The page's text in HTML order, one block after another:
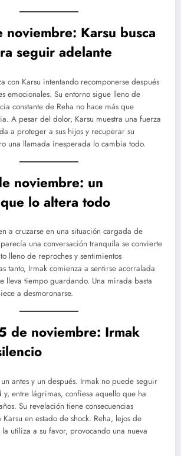
noviembre: Karsu busca
seguir adelante
con Karsu intentando recomponerse después
emocionales. Su entorno sigue lleno de
constante de Reha no hace más que
A pesar del dolor, Karsu muestra una fuerza
a proteger a sus hijos y recuperar su
una llamada inesperada lo cambia todo.
noviembre: un
lo altera todo
a cruzarse en una situación cargada de
una conversación tranquila se convierte
lleno de reproches y sentimientos
tanto, Irmak comienza a sentirse acorralada
lleva tiempo guardando. Una mirada basta
a desmoronarse.
de noviembre: Irmak
antes y un después. Irmak no puede seguir
y, entre lágrimas, confiesa aquello que ha
Su revelación tiene consecuencias
en estado de shock. Reha, lejos de
utiliza a su favor, provocando una nueva